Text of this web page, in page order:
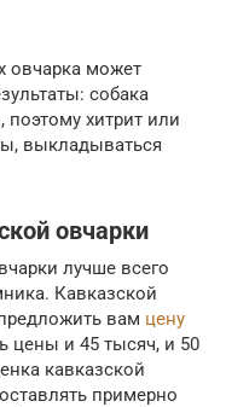
овчарка может
собака
поэтому хитрит или
выкладываться
овчарки
лучше всего
Кавказской
вам цену
цены и 45 тысяч, и 50
кавказской
примерно